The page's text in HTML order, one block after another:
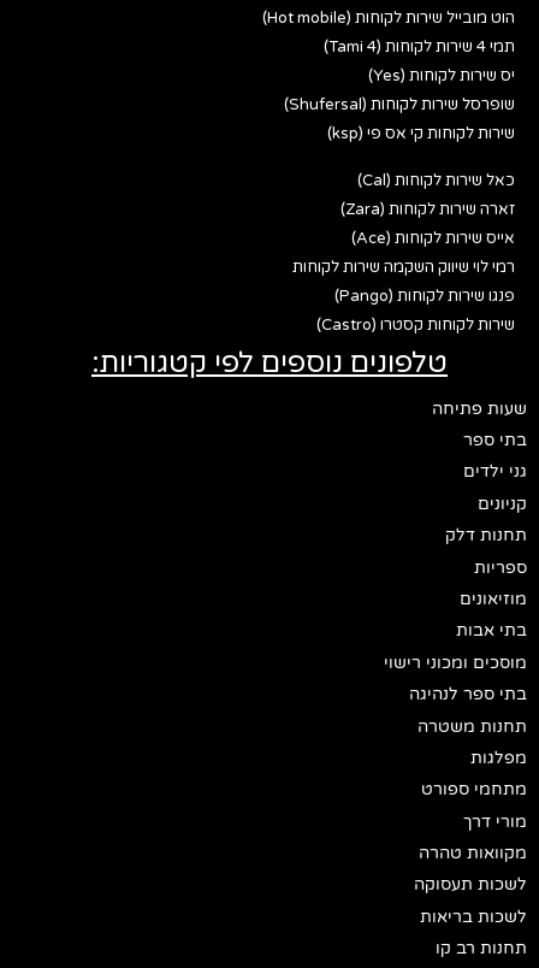
הוט מובייל שירות לקוחות (Hot mobile)
תמי 4 שירות לקוחות (Tami 4)
יס שירות לקוחות (Yes)
שופרסל שירות לקוחות (Shufersal)
שירות לקוחות קי אס פי (ksp)
כאל שירות לקוחות (Cal)
זארה שירות לקוחות (Zara)
אייס שירות לקוחות (Ace)
רמי לוי שיווק השקמה שירות לקוחות
פנגו שירות לקוחות (Pango)
שירות לקוחות קסטרו (Castro)
טלפונים נוספים לפי קטגוריות:
שעות פתיחה
בתי ספר
גני ילדים
קניונים
תחנות דלק
ספריות
מוזיאונים
בתי אבות
מוסכים ומכוני רישוי
בתי ספר לנהיגה
תחנות משטרה
מפלגות
מתחמי ספורט
מורי דרך
מקוואות טהרה
לשכות תעסוקה
לשכות בריאות
תחנות רב קו